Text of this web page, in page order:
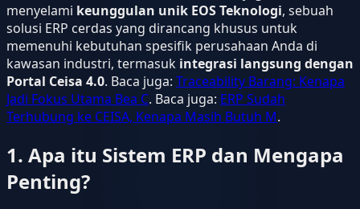
menyelami keunggulan unik EOS Teknologi, sebuah
solusi ERP cerdas yang dirancang khusus untuk
memenuhi kebutuhan spesifik perusahaan Anda di
kawasan industri, termasuk integrasi langsung dengan
Portal Ceisa 4.0. Baca juga: Traceability Barang: Kenapa
Jadi Fokus Utama Bea C. Baca juga: ERP Sudah
Terhubung ke CEISA, Kenapa Masih Butuh M.
1. Apa itu Sistem ERP dan Mengapa
Penting?